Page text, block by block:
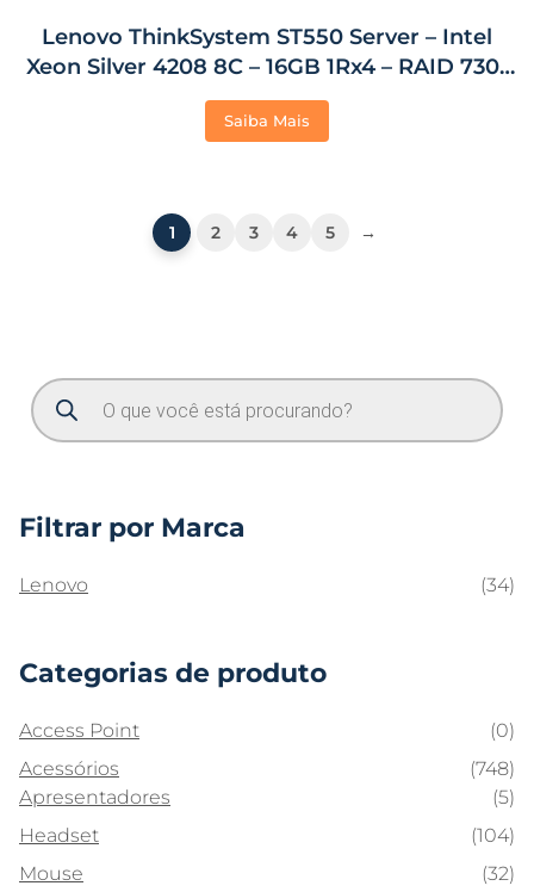
Lenovo ThinkSystem ST550 Server – Intel
Xeon Silver 4208 8C – 16GB 1Rx4 – RAID 730-
8i 1GB Cache PCIe 12Gb
Saiba Mais
1 2 3 4 5 →
Filtrar por Marca
Lenovo (34)
Categorias de produto
Access Point
(0)
Acessórios
(748)
Apresentadores
(5)
Headset
(104)
Mouse
(32)